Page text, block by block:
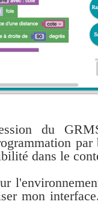
du
dans le
mon